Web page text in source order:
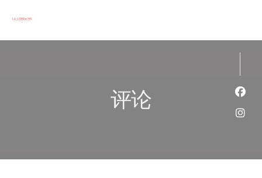
评论